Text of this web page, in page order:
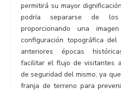
permitirá su mayor
podría separarse de los
proporcionando una
configuración topográfica
anteriores épocas
facilitar el flujo de visitantes
de seguridad del mismo, ya
franja de terreno para